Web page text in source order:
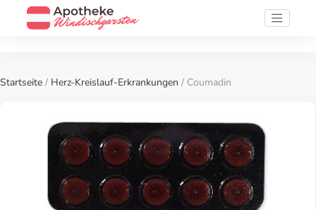
Startseite / Herz-Kreislauf-Erkrankungen / Coumadin